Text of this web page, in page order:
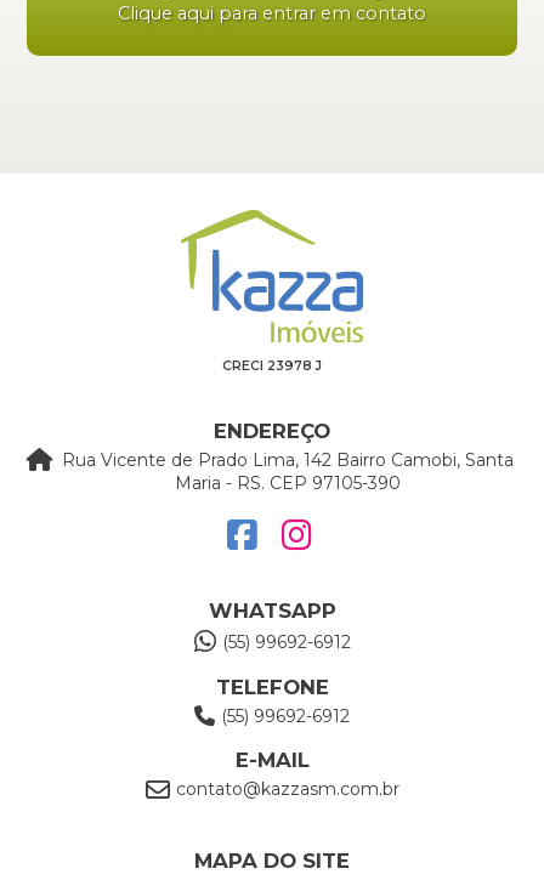
Clique aqui para entrar em contato
CRECI 23978 J
ENDEREÇO
Rua Vicente de Prado Lima, 142 Bairro Camobi, Santa
Maria - RS. CEP 97105-390
WHATSAPP
(55) 99692-6912
TELEFONE
(55) 99692-6912
E-MAIL
contato@kazzasm.com.br
MAPA DO SITE